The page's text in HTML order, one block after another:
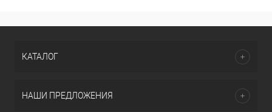
КАТАЛОГ
НАШИ ПРЕДЛОЖЕНИЯ